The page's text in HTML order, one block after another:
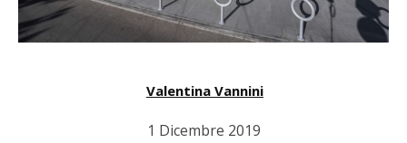
Valentina Vannini
1 Dicembre 2019